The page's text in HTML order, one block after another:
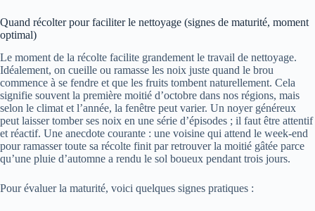
Quand récolter pour faciliter le nettoyage (signes de maturité, moment
optimal)
Le moment de la récolte facilite grandement le travail de nettoyage.
Idéalement, on cueille ou ramasse les noix juste quand le brou
commence à se fendre et que les fruits tombent naturellement. Cela
signifie souvent la première moitié d’octobre dans nos régions, mais
selon le climat et l’année, la fenêtre peut varier. Un noyer généreux
peut laisser tomber ses noix en une série d’épisodes ; il faut être attentif
et réactif. Une anecdote courante : une voisine qui attend le week-end
pour ramasser toute sa récolte finit par retrouver la moitié gâtée parce
qu’une pluie d’automne a rendu le sol boueux pendant trois jours.
Pour évaluer la maturité, voici quelques signes pratiques :